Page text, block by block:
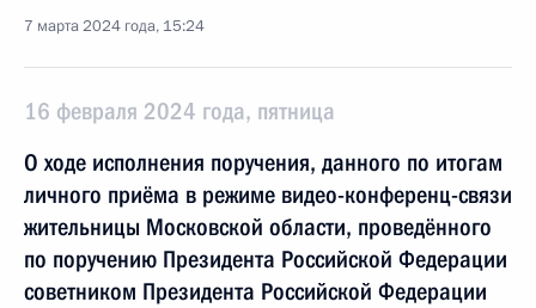
7 марта 2024 года, 15:24
16 февраля 2024 года, пятница
О ходе исполнения поручения, данного по итогам
личного приёма в режиме видео-конференц-связи
жительницы Московской области, проведённого
по поручению Президента Российской Федерации
советником Президента Российской Федерации